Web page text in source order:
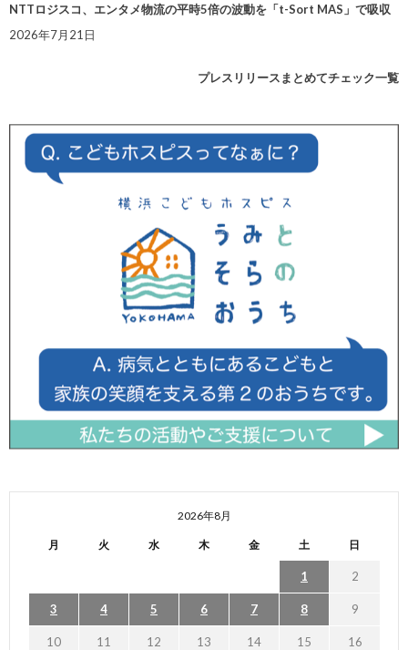
NTTロジスコ、エンタメ物流の平時5倍の波動を「t-Sort MAS」で吸収
2026年7月21日
プレスリリースまとめてチェック一覧
2026年8月
月 火 水 木 金 土 日
1 2
3 4 5 6 7 8 9
10 11 12 13 14 15 16